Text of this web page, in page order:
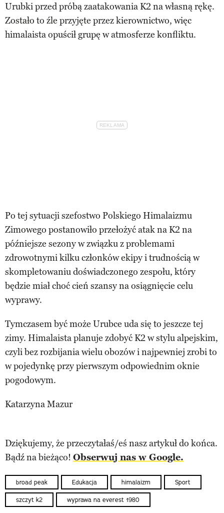
Urubki przed próbą zaatakowania K2 na własną rękę.
Zostało to źle przyjęte przez kierownictwo, więc
himalaista opuścił grupę w atmosferze konfliktu.
Po tej sytuacji szefostwo Polskiego Himalaizmu
Zimowego postanowiło przełożyć atak na K2 na
późniejsze sezony w związku z problemami
zdrowotnymi kilku członków ekipy i trudnością w
skompletowaniu doświadczonego zespołu, który
będzie miał choć cień szansy na osiągnięcie celu
wyprawy.
Tymczasem być może Urubce uda się to jeszcze tej
zimy. Himalaista planuje zdobyć K2 w stylu alpejskim,
czyli bez rozbijania wielu obozów i najpewniej zrobi to
w pojedynkę przy pierwszym odpowiednim oknie
pogodowym.
Katarzyna Mazur
Dziękujemy, że przeczytałaś/eś nasz artykuł do końca.
Bądź na bieżąco! Obserwuj nas w Google.
broad peak Edukacja himalaizm Sport
szczyt k2 wyprawa na everest 1980